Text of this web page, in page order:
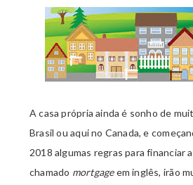
A casa própria ainda é sonho de
Brasil ou aqui no Canada, e
2018 algumas regras para financiar
chamado mortgageem inglês, irão